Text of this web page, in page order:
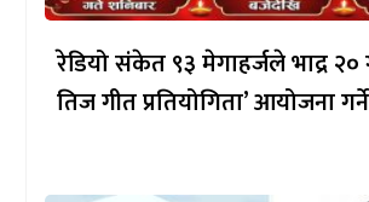
रेडियो संकेत ९३ मेगाहर्जले भाद्र
तिज गीत प्रतियोगिता’ आयोजना गर्ने